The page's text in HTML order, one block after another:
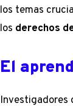
los temas
los derechos
El
Investigadores